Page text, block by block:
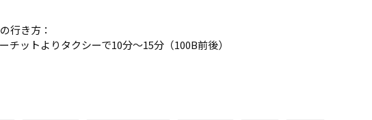
行き方：
チットよりタクシーで10分〜15分（100B前後）